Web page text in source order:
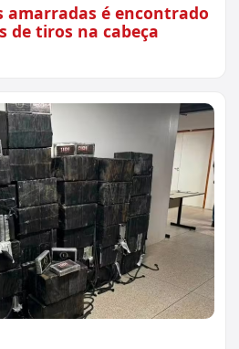
amarradas é encontrado
de tiros na cabeça